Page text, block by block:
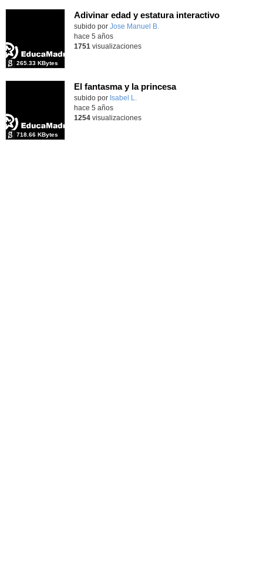
Adivinar edad y estatura interactivo
Contenido educativo.
subido por Jose Manuel B.
265.33 KBytes
hace 5 años
1751 visualizaciones
El fantasma y la princesa
Contenido educativo.
subido por Isabel L.
718.66 KBytes
hace 5 años
1254visualizaciones